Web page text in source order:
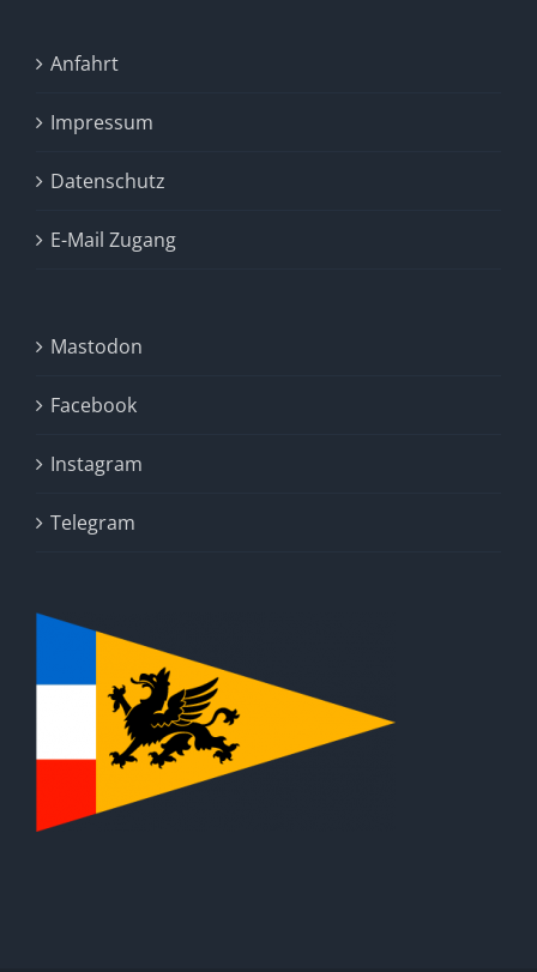
Anfahrt
Impressum
Datenschutz
E-Mail Zugang
Mastodon
Facebook
Instagram
Telegram